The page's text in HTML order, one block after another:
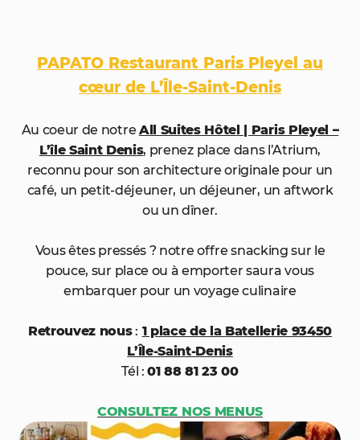
PAPATO Restaurant Paris Pleyel au
cœur de L’Île-Saint-Denis
Au coeur de notre All Suites Hôtel | Paris Pleyel –
L’île Saint Denis, prenez place dans l’Atrium,
reconnu pour son architecture originale pour un
café, un petit-déjeuner, un déjeuner, un aftwork
ou un dîner.
Vous êtes pressés ? notre offre snacking sur le
pouce, sur place ou à emporter saura vous
embarquer pour un voyage culinaire
Retrouvez nous: 1 place de la Batellerie 93450
L’Île-Saint-Denis
Tél :01 88 81 23 00
CONSULTEZ NOS MENUS